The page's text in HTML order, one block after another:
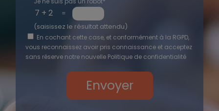
=
(saisissez le résultat attendu)
En cochant cette case, et conformément à la RGPD,
vous reconnaissez avoir pris connaissance et acceptez
sans réserve notre nouvelle Politique de confidentialité